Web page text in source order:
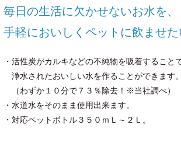
毎日の生活に欠かせないお水を、
手軽においしくペットに飲ませた
・活性炭がカルキなどの不純物を吸着すること
浄水されたおいしい水を作ることができます。
（わずか１０分で７３％除去！※当社調べ）
・水道水をそのまま使用出来ます。
・対応ペットボトル３５０ｍＬ～２Ｌ。